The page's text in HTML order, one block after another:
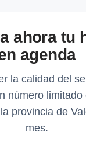
ahora tu
agenda
la calidad del
número limitado
provincia de
mes.